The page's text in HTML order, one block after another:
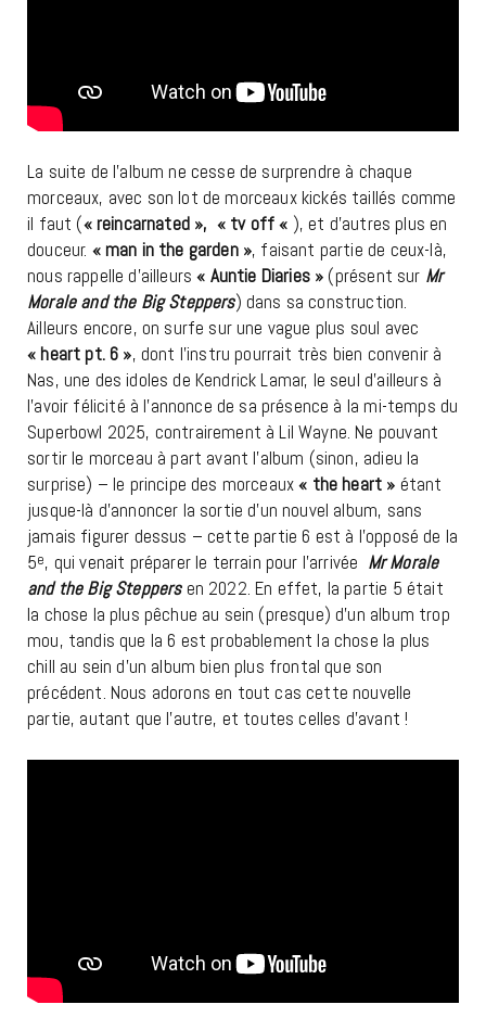
La suite de l’album ne cesse de surprendre à chaque
morceaux, avec son lot de morceaux kickés taillés comme
il faut (« reincarnated », « tv off « ), et d’autres plus en
douceur. « man in the garden », faisant partie de ceux-là,
nous rappelle d’ailleurs « Auntie Diaries » (présent sur Mr
Morale and the Big Steppers) dans sa construction.
Ailleurs encore, on surfe sur une vague plus soul avec
« heart pt. 6 », dont l’instru pourrait très bien convenir à
Nas, une des idoles de Kendrick Lamar, le seul d’ailleurs à
l’avoir félicité à l’annonce de sa présence à la mi-temps du
Superbowl 2025, contrairement à Lil Wayne. Ne pouvant
sortir le morceau à part avant l’album (sinon, adieu la
surprise) – le principe des morceaux« the heart » étant
jusque-là d’annoncer la sortie d’un nouvel album, sans
jamais figurer dessus – cette partie 6 est à l’opposé de la
5e, qui venait préparer le terrain pour l’arrivée Mr Morale
and the Big Steppers en 2022. En effet, la partie 5 était
la chose la plus pêchue au sein (presque) d’un album trop
mou, tandis que la 6 est probablement la chose la plus
chill au sein d’un album bien plus frontal que son
précédent. Nous adorons en tout cas cette nouvelle
partie, autant que l’autre, et toutes celles d’avant !